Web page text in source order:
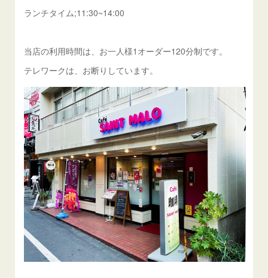
ランチタイム;11:30~14:00
当店の利用時間は、お一人様1オーダー120分制です。
テレワークは、お断りしています。